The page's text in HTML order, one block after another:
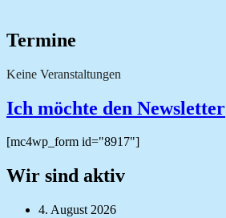
Termine
Keine Veranstaltungen
Ich möchte den Newsletter
[mc4wp_form id="8917"]
Wir sind aktiv
4. August 2026